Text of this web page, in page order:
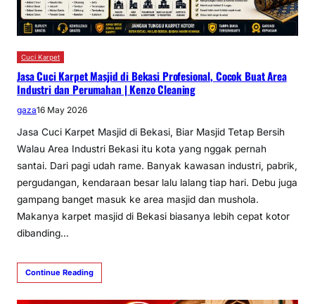
Cuci Karpet
Jasa Cuci Karpet Masjid di Bekasi Profesional, Cocok Buat Area
Industri dan Perumahan | Kenzo Cleaning
gaza16 May 2026
Jasa Cuci Karpet Masjid di Bekasi, Biar Masjid Tetap Bersih
Walau Area Industri Bekasi itu kota yang nggak pernah
santai. Dari pagi udah rame. Banyak kawasan industri, pabrik,
pergudangan, kendaraan besar lalu lalang tiap hari. Debu juga
gampang banget masuk ke area masjid dan mushola.
Makanya karpet masjid di Bekasi biasanya lebih cepat kotor
dibanding…
Continue Reading